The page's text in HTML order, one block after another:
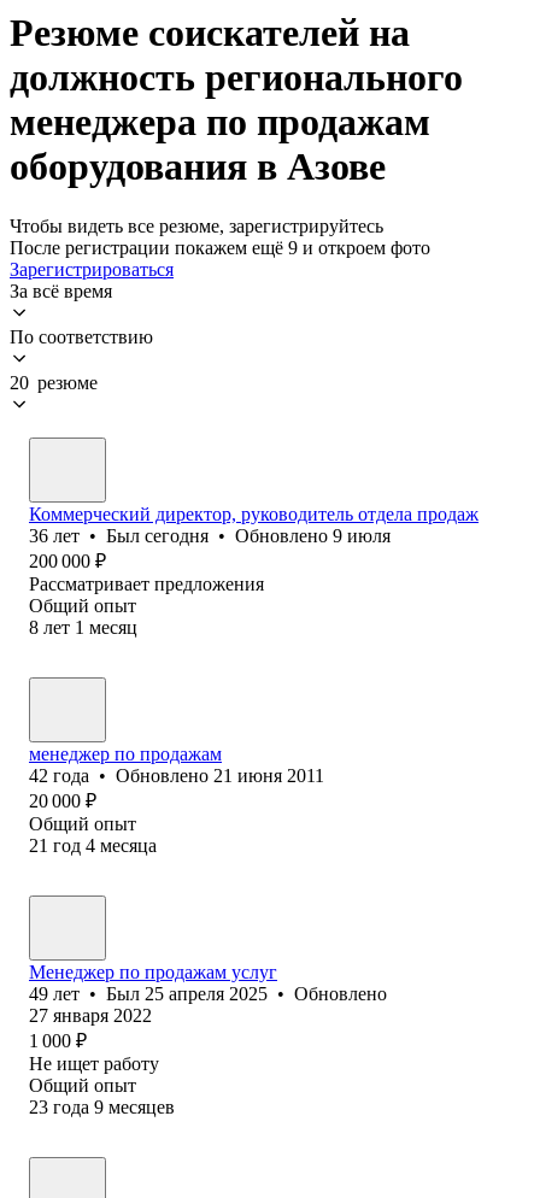
Резюме соискателей на
должность регионального
менеджера по продажам
оборудования в Азове
Чтобы видеть все резюме, зарегистрируйтесь
После регистрации покажем ещё 9 и откроем фото
Зарегистрироваться
За всё время
По соответствию
20 резюме
Коммерческий директор, руководитель отдела продаж
36 лет • Был сегодня • Обновлено 9 июля
200 000 ₽
Рассматривает предложения
Общий опыт
8 лет 1 месяц
менеджер по продажам
42 года • Обновлено 21 июня 2011
20 000 ₽
Общий опыт
21 год 4 месяца
Менеджер по продажам услуг
49 лет • Был 25 апреля 2025 • Обновлено
27 января 2022
1 000 ₽
Не ищет работу
Общий опыт
23 года 9 месяцев